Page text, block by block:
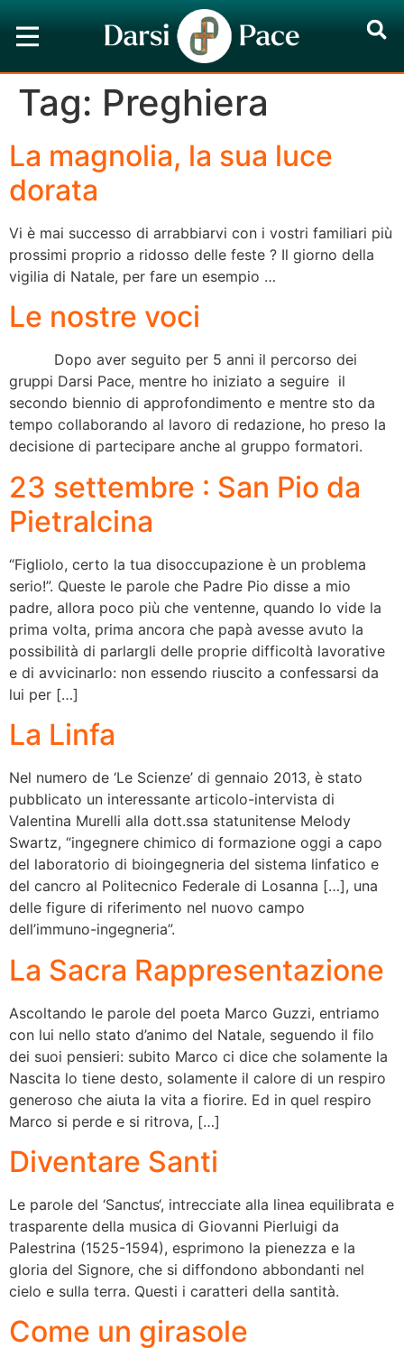
Tag: Preghiera
La magnolia, la sua luce
dorata
Vi è mai successo di arrabbiarvi con i vostri familiari più
prossimi proprio a ridosso delle feste ? Il giorno della
vigilia di Natale, per fare un esempio …
Le nostre voci
Dopo aver seguito per 5 anni il percorso dei
gruppi Darsi Pace, mentre ho iniziato a seguire il
secondo biennio di approfondimento e mentre sto da
tempo collaborando al lavoro di redazione, ho preso la
decisione di partecipare anche al gruppo formatori.
23 settembre : San Pio da
Pietralcina
“Figliolo, certo la tua disoccupazione è un problema
serio!”. Queste le parole che Padre Pio disse a mio
padre, allora poco più che ventenne, quando lo vide la
prima volta, prima ancora che papà avesse avuto la
possibilità di parlargli delle proprie difficoltà lavorative
e di avvicinarlo: non essendo riuscito a confessarsi da
lui per […]
La Linfa
Nel numero de ‘Le Scienze’ di gennaio 2013, è stato
pubblicato un interessante articolo-intervista di
Valentina Murelli alla dott.ssa statunitense Melody
Swartz, “ingegnere chimico di formazione oggi a capo
del laboratorio di bioingegneria del sistema linfatico e
del cancro al Politecnico Federale di Losanna […], una
delle figure di riferimento nel nuovo campo
dell’immuno-ingegneria”.
La Sacra Rappresentazione
Ascoltando le parole del poeta Marco Guzzi, entriamo
con lui nello stato d’animo del Natale, seguendo il filo
dei suoi pensieri: subito Marco ci dice che solamente la
Nascita lo tiene desto, solamente il calore di un respiro
generoso che aiuta la vita a fiorire. Ed in quel respiro
Marco si perde e si ritrova, […]
Diventare Santi
Le parole del ‘Sanctus‘, intrecciate alla linea equilibrata e
trasparente della musica di Giovanni Pierluigi da
Palestrina (1525-1594), esprimono la pienezza e la
gloria del Signore, che si diffondono abbondanti nel
cielo e sulla terra. Questi i caratteri della santità.
Come un girasole